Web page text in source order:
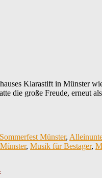
Klarastift in Münster
die große Freude, erneut
Münster,
, Musik für Bestager,